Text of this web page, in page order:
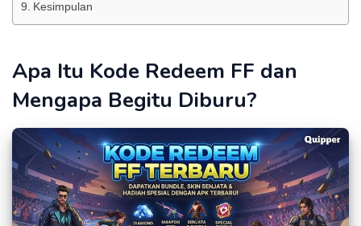
Kesimpulan
Apa Itu Kode Redeem FF dan
Mengapa Begitu Diburu?